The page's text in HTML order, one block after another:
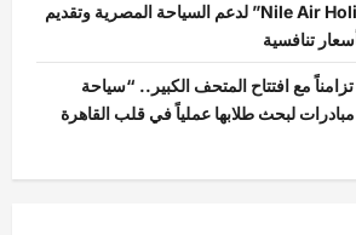
تطلقان منصة “Nile Air Holidays” لدعم السياحة المصرية وتقديم
تنافسية
تزامناً مع افتتاح المتحف الكبير.. “سياحة
لبحث طلابها عملياً في قلب القاهرة